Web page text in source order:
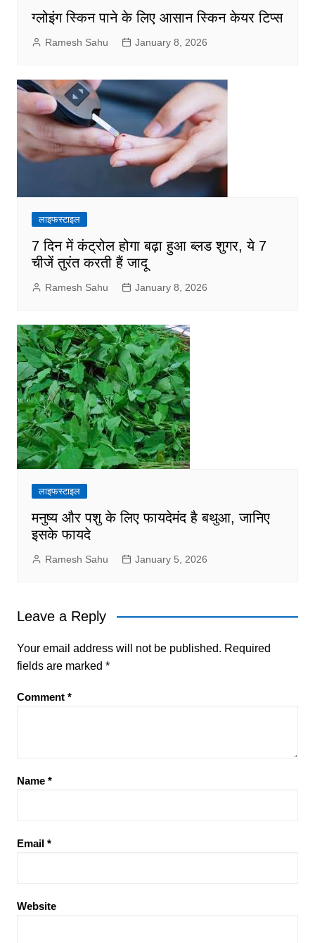
ग्लोइंग स्किन पाने के लिए आसान स्किन केयर टिप्स
Ramesh Sahu January 8, 2026
लाइफस्टाइल
7 दिन में कंट्रोल होगा बढ़ा हुआ ब्लड शुगर, ये 7
चीजें तुरंत करती हैं जादू
Ramesh Sahu January 8, 2026
लाइफस्टाइल
मनुष्य और पशु के लिए फायदेमंद है बथुआ, जानिए
इसके फायदे
Ramesh Sahu January 5, 2026
Leave a Reply
Your email address will not be published. Required
fields are marked *
Comment *
Name *
Email *
Website